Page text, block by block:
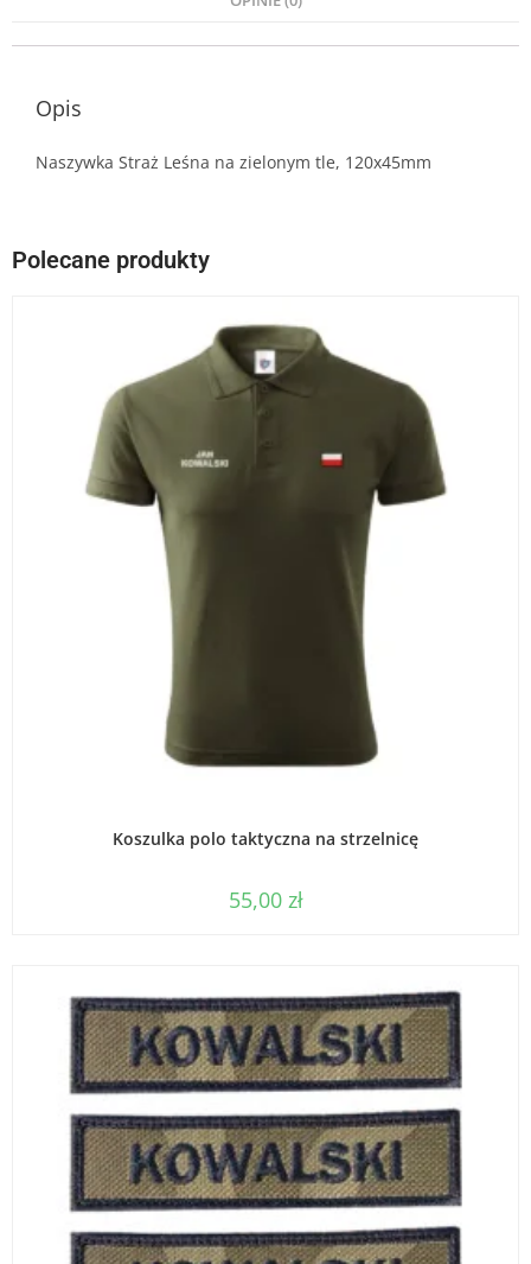
Opis
Naszywka Straż Leśna na zielonym tle, 120x45mm
Polecane produkty
Koszulka polo taktyczna na strzelnicę
55,00 zł